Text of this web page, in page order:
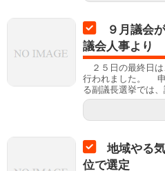
９月議会
議会人事より
２５日の最終日は
行われました。 申
る副議長選挙では
地域やる
位で選定